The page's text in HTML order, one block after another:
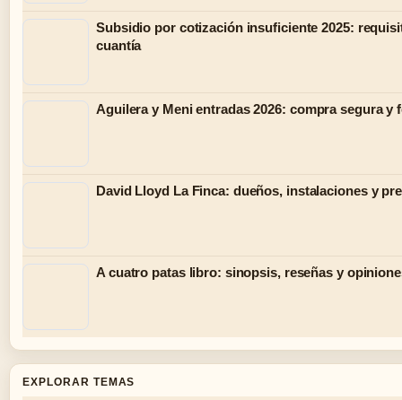
Subsidio por cotización insuficiente 2025:
cuantía
Aguilera y Meni entradas 2026: compra segura y
David Lloyd La Finca: dueños, instalaciones y
A cuatro patas libro: sinopsis, reseñas y
EXPLORAR TEMAS